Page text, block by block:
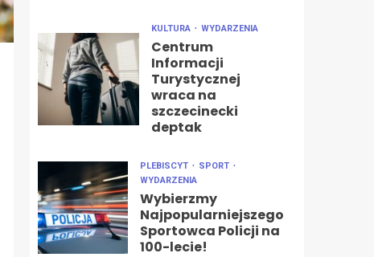
KULTURA WYDARZENIA
Centrum
Informacji
Turystycznej
wraca na
szczecinecki
deptak
PLEBISCYT
SPORT
WYDARZENIA
Wybierzmy
Najpopularniejszego
Sportowca Policji na
100-lecie!